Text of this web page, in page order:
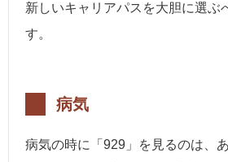
新しいキャリアパスを大胆に選ぶ
す。
病気
病気の時に「929」を見るのは、